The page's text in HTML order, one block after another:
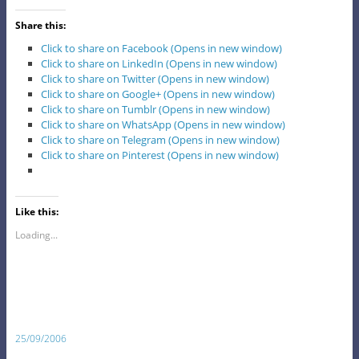
Share this:
Click to share on Facebook (Opens in new window)
Click to share on LinkedIn (Opens in new window)
Click to share on Twitter (Opens in new window)
Click to share on Google+ (Opens in new window)
Click to share on Tumblr (Opens in new window)
Click to share on WhatsApp (Opens in new window)
Click to share on Telegram (Opens in new window)
Click to share on Pinterest (Opens in new window)
Like this:
Loading...
25/09/2006